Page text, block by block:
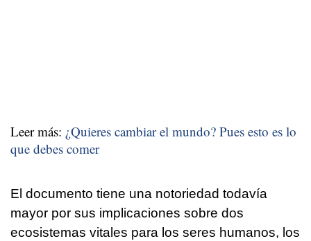
Leer más: ¿Quieres cambiar el mundo? Pues esto es lo
que debes comer
El documento tiene una notoriedad todavía
mayor por sus implicaciones sobre dos
ecosistemas vitales para los seres humanos, los